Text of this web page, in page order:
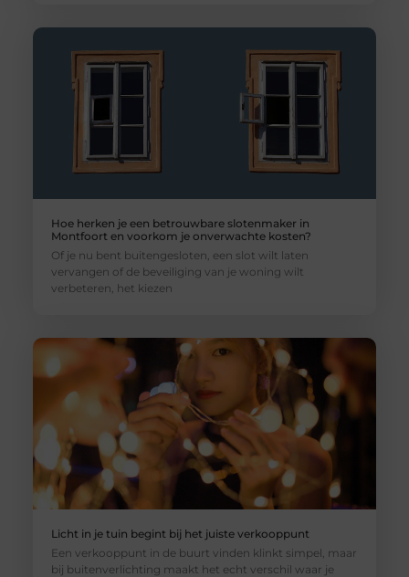
Hoe herken je een betrouwbare slotenmaker in
Montfoort en voorkom je onverwachte kosten?
Of je nu bent buitengesloten, een slot wilt laten
vervangen of de beveiliging van je woning wilt
verbeteren, het kiezen
Licht in je tuin begint bij het juiste verkooppunt
Een verkooppunt in de buurt vinden klinkt simpel, maar
bij buitenverlichting maakt het echt verschil waar je